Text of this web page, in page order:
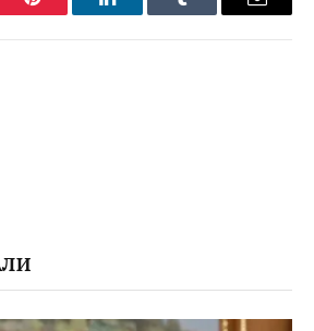
Pinterest LinkedInTumblr Email